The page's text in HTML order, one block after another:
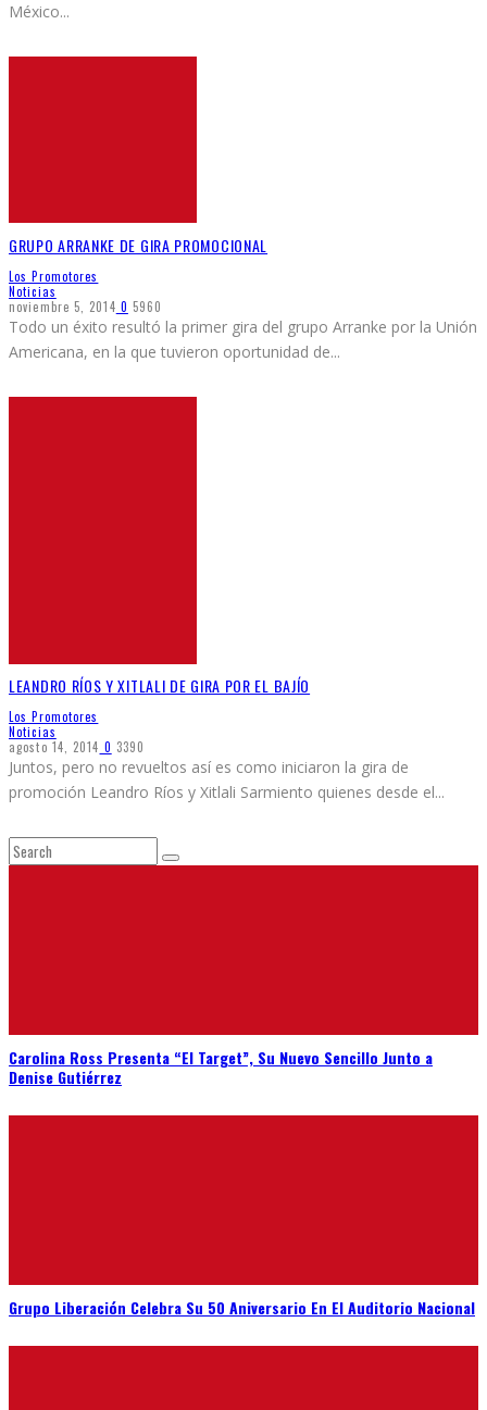
México...
GRUPO ARRANKE DE GIRA PROMOCIONAL
Los Promotores
Noticias
noviembre 5, 2014 0 5960
Todo un éxito resultó la primer gira del grupo Arranke por la Unión
Americana, en la que tuvieron oportunidad de...
LEANDRO RÍOS Y XITLALI DE GIRA POR EL BAJÍO
Los Promotores
Noticias
agosto 14, 2014 0 3390
Juntos, pero no revueltos así es como iniciaron la gira de
promoción Leandro Ríos y Xitlali Sarmiento quienes desde el...
Carolina Ross Presenta “El Target”, Su Nuevo Sencillo Junto a
Denise Gutiérrez
Grupo Liberación Celebra Su 50 Aniversario En El Auditorio Nacional